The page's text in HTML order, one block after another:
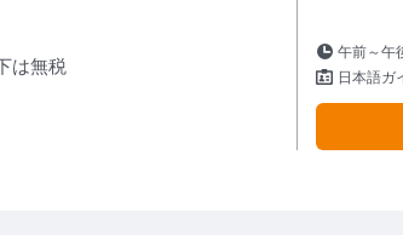
は無税
午前～午
日本語ガ